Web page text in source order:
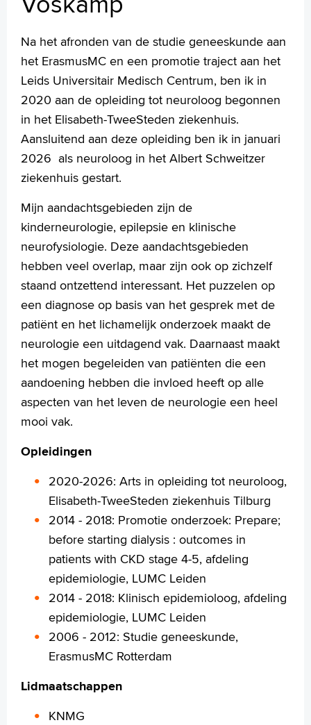
Homepage
Praktische informatie
Specialismen
Werken en leren
Medewerkers
Contact
Verwijzers
Wetenschappelijk onderzoek
Tekstgrootte A+
Voorleesfunctie
Language
Zoeken
Polski
Na het afronden van de studie geneeskunde aan
het ErasmusMC en een promotie traject aan het
Leids Universitair Medisch Centrum, ben ik in
2020 aan de opleiding tot neuroloog begonnen
in het Elisabeth-TweeSteden ziekenhuis.
Aansluitend aan deze opleiding ben ik in januari
2026 als neuroloog in het Albert Schweitzer
ziekenhuis gestart.
Mijn aandachtsgebieden zijn de
kinderneurologie, epilepsie en klinische
neurofysiologie. Deze aandachtsgebieden
hebben veel overlap, maar zijn ook op zichzelf
staand ontzettend interessant. Het puzzelen op
een diagnose op basis van het gesprek met de
patiënt en het lichamelijk onderzoek maakt de
neurologie een uitdagend vak. Daarnaast maakt
het mogen begeleiden van patiënten die een
aandoening hebben die invloed heeft op alle
aspecten van het leven de neurologie een heel
mooi vak.
Opleidingen
2020-2026: Arts in opleiding tot neuroloog,
Elisabeth-TweeSteden ziekenhuis Tilburg
2014 - 2018: Promotie onderzoek: Prepare;
before starting dialysis : outcomes in
patients with CKD stage 4-5, afdeling
epidemiologie, LUMC Leiden
2014 - 2018: Klinisch epidemioloog, afdeling
epidemiologie, LUMC Leiden
2006 - 2012: Studie geneeskunde,
ErasmusMC Rotterdam
Lidmaatschappen
KNMG